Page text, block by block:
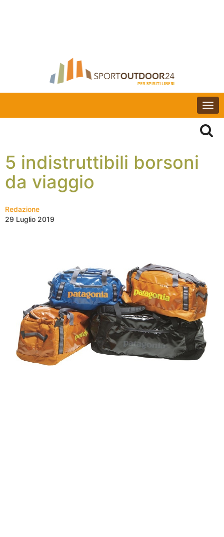
5 indistruttibili borsoni
da viaggio
Redazione
29 Luglio 2019